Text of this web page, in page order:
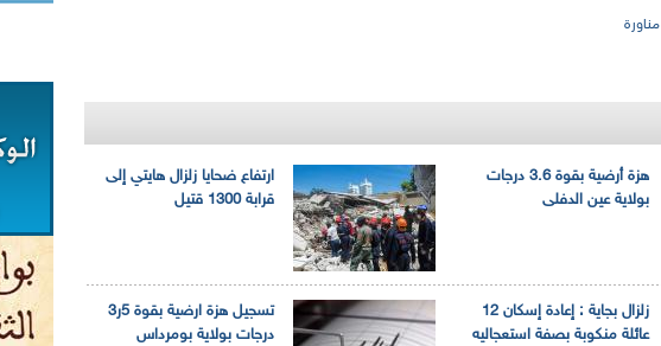
مناورة
ارتفاع ضحايا زلزال هايتي إلى
قرابة 1300 قتيل
هزة أرضية بقوة 3.6 درجات
بولاية عين الدفلى
تسجيل هزة ارضية بقوة 5ر3
درجات بولاية بومرداس
زلزال بجاية : إعادة إسكان 12
عائلة منكوبة بصفة استعجاليه